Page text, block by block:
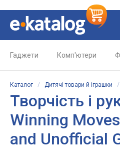
Гаджети Комп'ютери
Каталог / Дитячі товари й іграшки /
Творчість і
Winning
and Unofficial